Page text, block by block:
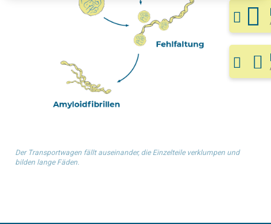
Der Transportwagen fällt auseinander, die Einzelteile verklumpen und
bilden lange Fäden.